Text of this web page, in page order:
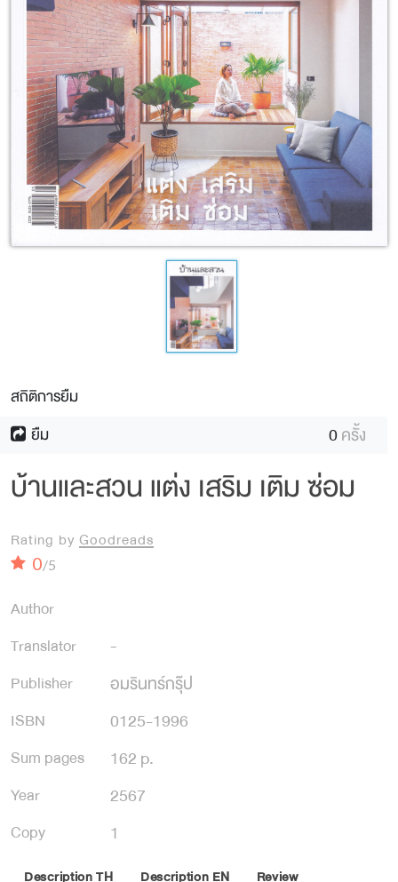
สถิติการยืม
ยืม
0ครั้ง
บ้านและสวน แต่ง เสริม เติม ซ่อม
Rating by Goodreads
0/5
Author
Translator
-
Publisher
อมรินทร์กรุ๊ป
ISBN 0125-1996
Sum pages 162 p.
Year 2567
Copy 1
Description TH Description EN Review